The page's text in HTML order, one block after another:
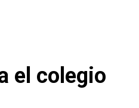
el colegio